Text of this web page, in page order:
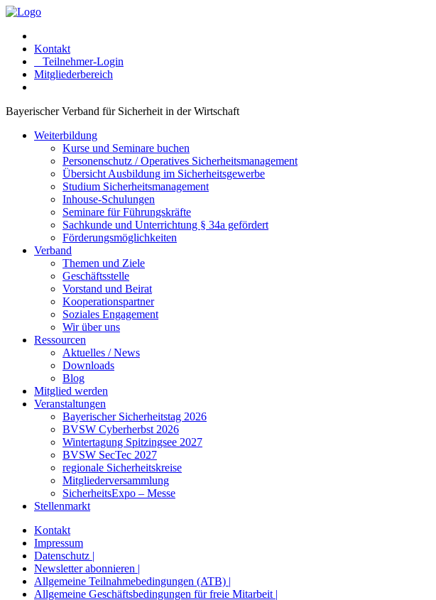
Kontakt
Teilnehmer-Login
Mitgliederbereich
Bayerischer Verband für Sicherheit in der Wirtschaft
Weiterbildung
Kurse und Seminare buchen
Personenschutz / Operatives Sicherheitsmanagement
Übersicht Ausbildung im Sicherheitsgewerbe
Studium Sicherheitsmanagement
Inhouse-Schulungen
Seminare für Führungskräfte
Sachkunde und Unterrichtung § 34a gefördert
Förderungsmöglichkeiten
Verband
Themen und Ziele
Geschäftsstelle
Vorstand und Beirat
Kooperationspartner
Soziales Engagement
Wir über uns
Ressourcen
Aktuelles / News
Downloads
Blog
Mitglied werden
Veranstaltungen
Bayerischer Sicherheitstag 2026
BVSW Cyberherbst 2026
Wintertagung Spitzingsee 2027
BVSW SecTec 2027
regionale Sicherheitskreise
Mitgliederversammlung
SicherheitsExpo – Messe
Stellenmarkt
Kontakt
Impressum
Datenschutz |
Newsletter abonnieren |
Allgemeine Teilnahmebedingungen (ATB) |
Allgemeine Geschäftsbedingungen für freie Mitarbeit |